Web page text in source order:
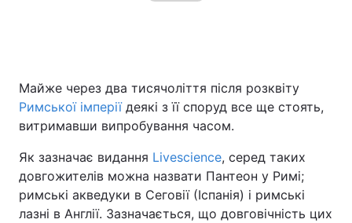
Майже через два тисячоліття після розквіту
Римської імперіїдеякі з її споруд все ще стоять,
витримавши випробування часом.
Як зазначає видання Livescience, серед таких
довгожителів можна назвати Пантеон у Римі;
римські акведуки в Сеговії (Іспанія) і римські
лазні в Англії. Зазначається, що довговічність цих